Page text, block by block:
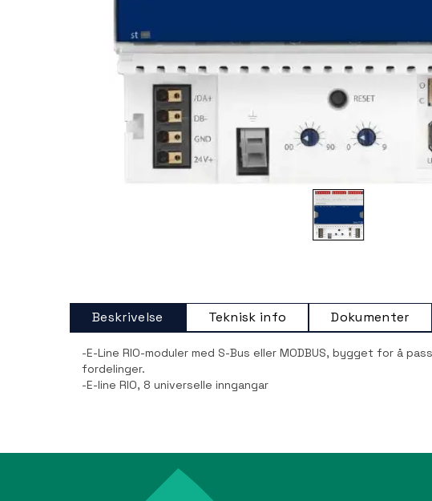
Beskrivelse Teknisk info Dokumenter
-E-Line RIO-moduler med S-Bus eller MODBUS, bygget for å
fordelinger.
-E-line RIO, 8 universelle inngangar